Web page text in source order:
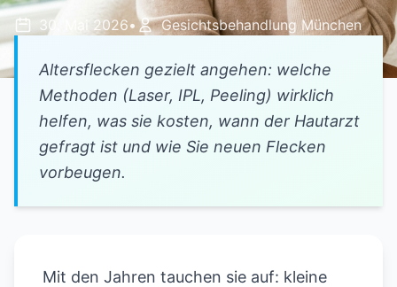
30. Mai 2026• Gesichtsbehandlung München
Altersflecken gezielt angehen: welche
Methoden (Laser, IPL, Peeling) wirklich
helfen, was sie kosten, wann der Hautarzt
gefragt ist und wie Sie neuen Flecken
vorbeugen.
Mit den Jahren tauchen sie auf: kleine